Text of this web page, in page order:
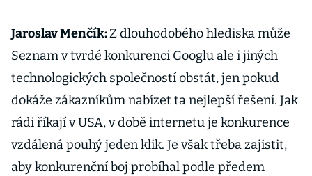
Jaroslav Menčík:Z dlouhodobého hlediska může
Seznam v tvrdé konkurenci Googlu ale i jiných
technologických společností obstát, jen pokud
dokáže zákazníkům nabízet ta nejlepší řešení. Jak
rádi říkají v USA, v době internetu je konkurence
vzdálená pouhý jeden klik. Je však třeba zajistit,
aby konkurenční boj probíhal podle předem